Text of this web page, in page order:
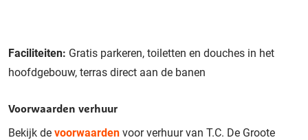
Faciliteiten: Gratis parkeren, toiletten en douches in het
hoofdgebouw, terras direct aan de banen
Voorwaarden verhuur
Bekijk de voorwaarden voor verhuur van T.C. De Groote